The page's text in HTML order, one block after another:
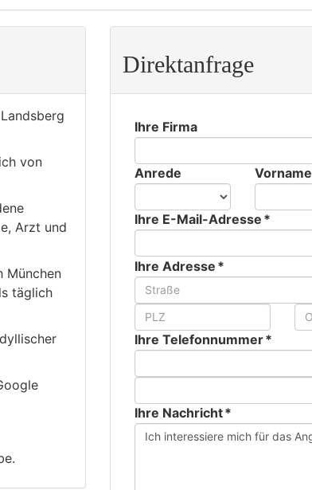
von
Arzt und
München
täglich
Direktanfrage
Ihre Firma
Anrede Vorname
Ihre E-Mail-Adresse *
Ihre Adresse *
Ihre Telefonnummer *
Ihre Nachricht *